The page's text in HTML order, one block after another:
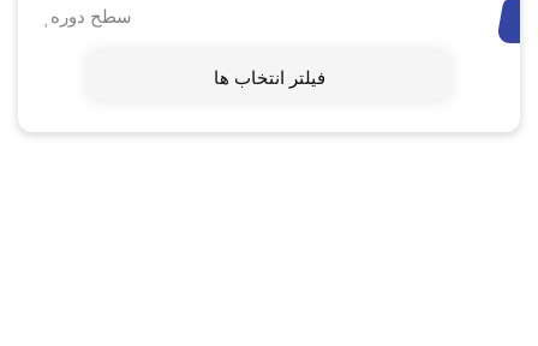
سطح دوره
فیلتر انتخاب ها